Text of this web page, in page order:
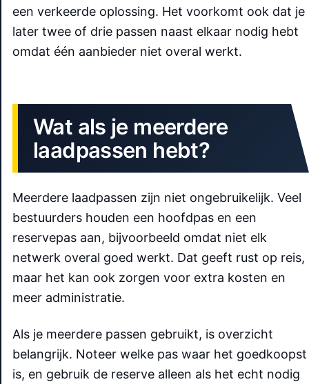
een verkeerde oplossing. Het voorkomt ook dat je
later twee of drie passen naast elkaar nodig hebt
omdat één aanbieder niet overal werkt.
Wat als je meerdere
laadpassen hebt?
Meerdere laadpassen zijn niet ongebruikelijk. Veel
bestuurders houden een hoofdpas en een
reservepas aan, bijvoorbeeld omdat niet elk
netwerk overal goed werkt. Dat geeft rust op reis,
maar het kan ook zorgen voor extra kosten en
meer administratie.
Als je meerdere passen gebruikt, is overzicht
belangrijk. Noteer welke pas waar het goedkoopst
is, en gebruik de reserve alleen als het echt nodig